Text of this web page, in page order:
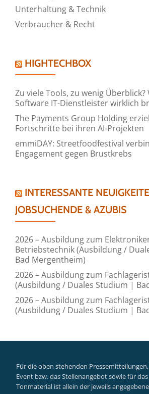
Unterhaltung & Technik
Verbraucher & Recht
HIGHTECHBOX
Zu viele Tools, zu wenig Überblick?
Software IT-Dienstleister wirklich
The Payments Group Holding
Fortschritte bei ihren AI-Projekten
emmiDAY: Streetfoodfestival
Engagement gegen Brustkrebs
INTERESSANTE
JOBSUCHENDE & AZUBIS
2026 – Ausbildung zum
Betriebstechnik (Ausbildung /
Bad Mergentheim)
2026 – Ausbildung zum
(Ausbildung / Duales Studium |
2026 – Ausbildung zum
(Ausbildung / Duales Studium |
Für die oben stehenden
Event bzw. das Stellenangebot sowie für
Tonmaterial ist allein der jeweils